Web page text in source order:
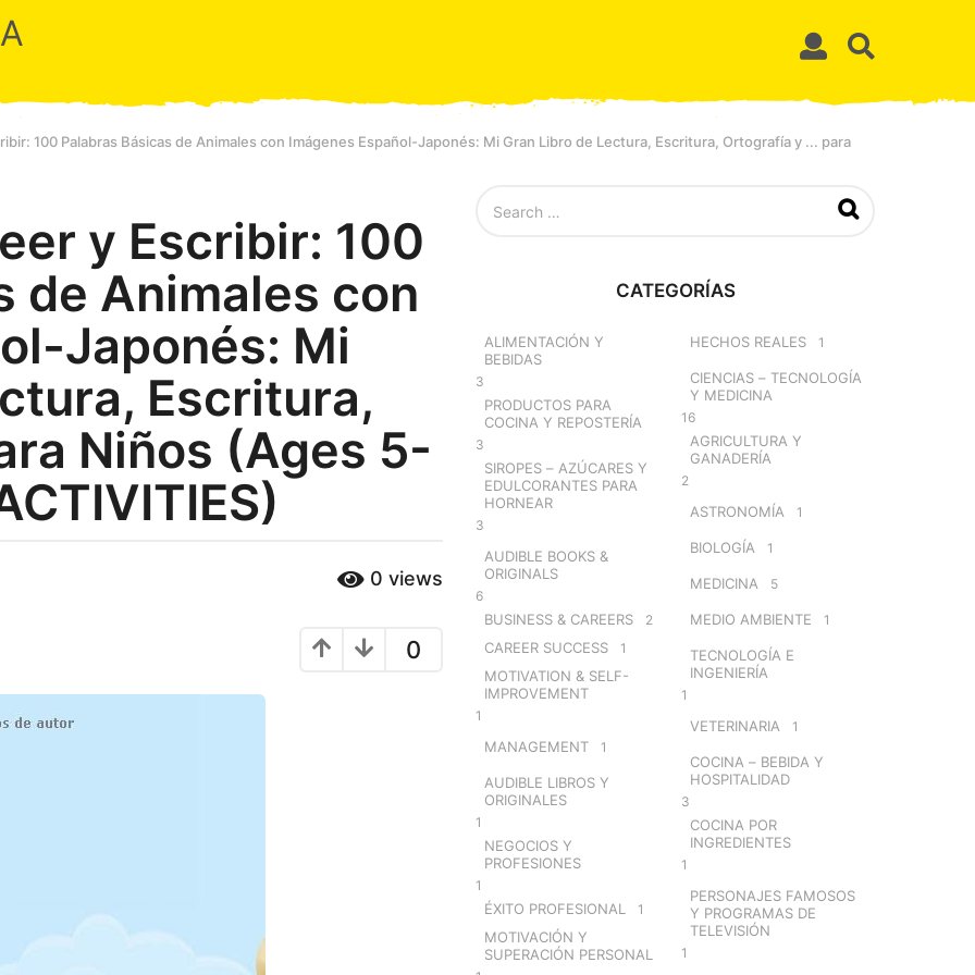
100 Palabras Básicas de Animales con Imágenes Español-Japonés: Mi Gran Libro de Lectura, Escritura, Ortografía y ... para
y Escribir: 100
de Animales con
Japonés: Mi
Escritura,
Niños (Ages 5-
0 views
0
:
CATEGORÍAS
ALIMENTACIÓN Y
BEBIDAS
3
PRODUCTOS PARA
COCINA Y REPOSTERÍA
3
SIROPES – AZÚCARES Y
EDULCORANTES PARA
HORNEAR
3
AUDIBLE BOOKS &
ORIGINALS
6
BUSINESS & CAREERS 2
CAREER SUCCESS 1
MOTIVATION & SELF-
IMPROVEMENT
1
MANAGEMENT 1
AUDIBLE LIBROS Y
ORIGINALES
1
NEGOCIOS Y
PROFESIONES
1
ÉXITO PROFESIONAL 1
MOTIVACIÓN Y
SUPERACIÓN PERSONAL
HECHOS REALES 1
CIENCIAS – TECNOLOGÍA
Y MEDICINA
16
AGRICULTURA Y
GANADERÍA
2
ASTRONOMÍA 1
BIOLOGÍA 1
MEDICINA 5
MEDIO AMBIENTE 1
TECNOLOGÍA E
INGENIERÍA
1
VETERINARIA 1
COCINA – BEBIDA Y
HOSPITALIDAD
3
COCINA POR
INGREDIENTES
1
PERSONAJES FAMOSOS
Y PROGRAMAS DE
TELEVISIÓN
1